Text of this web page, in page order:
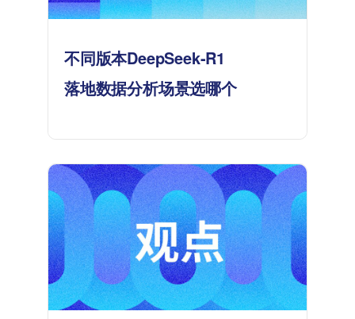
不同版本DeepSeek-R1
落地数据分析场景选哪个